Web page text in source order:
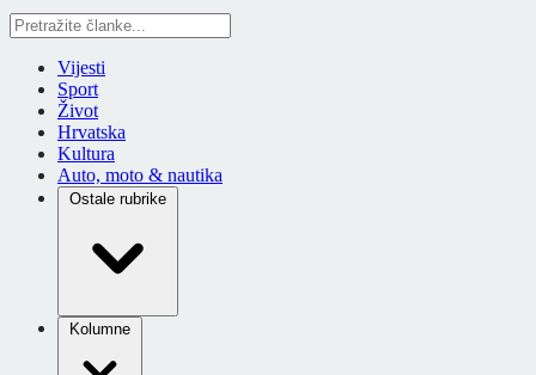
Vijesti
Sport
Život
Hrvatska
Kultura
Auto, moto & nautika
Ostale rubrike
Kolumne